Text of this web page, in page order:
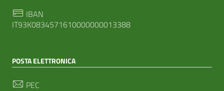
IBAN
IT93K0834571610000000013388
POSTA ELETTRONICA
PEC